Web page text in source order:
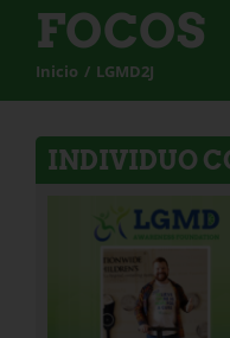
FOCOS
Inicio LGMD2J
INDIVIDUO